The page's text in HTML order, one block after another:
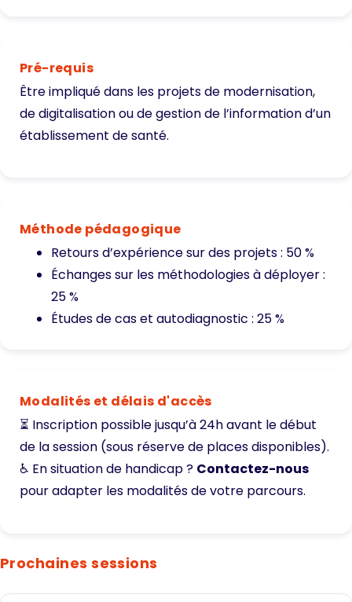
Pré-requis
Être impliqué dans les projets de modernisation,
de digitalisation ou de gestion de l’information d’un
établissement de santé.
Méthode pédagogique
Retours d’expérience sur des projets : 50 %
Échanges sur les méthodologies à déployer :
25 %
Études de cas et autodiagnostic : 25 %
Modalités et délais d'accès
⏳ Inscription possible jusqu’à 24h avant le début
de la session (sous réserve de places disponibles).
♿ En situation de handicap ? Contactez-nous
pour adapter les modalités de votre parcours.
Prochaines sessions